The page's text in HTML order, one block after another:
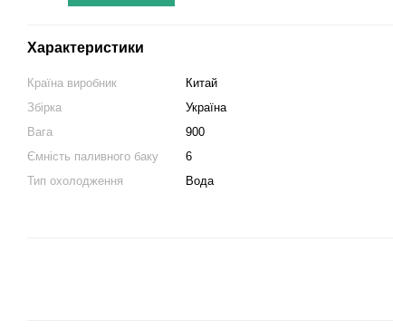
Характеристики
Країна виробник
Китай
Збірка
Україна
Вага
900
Ємність паливного баку
6
Тип охолодження
Вода